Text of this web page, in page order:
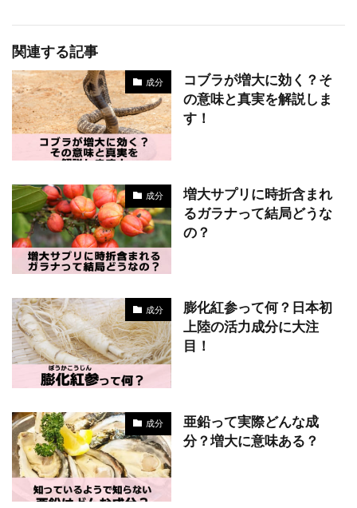
関連する記事
成分
コブラが増大に効く？そ
の意味と真実を解説しま
す！
成分
増大サプリに時折含まれ
るガラナって結局どうな
の？
成分
膨化紅参って何？日本初
上陸の活力成分に大注
目！
成分
亜鉛って実際どんな成
分？増大に意味ある？